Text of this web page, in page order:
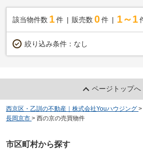
該当物件数 1件 販売数 0 件 1～1
絞り込み条件： なし
ページトップへ
西京区・乙訓の不動産｜株式会社Youハウジング >
長岡京市 > 西の京の売買物件
市区町村から探す